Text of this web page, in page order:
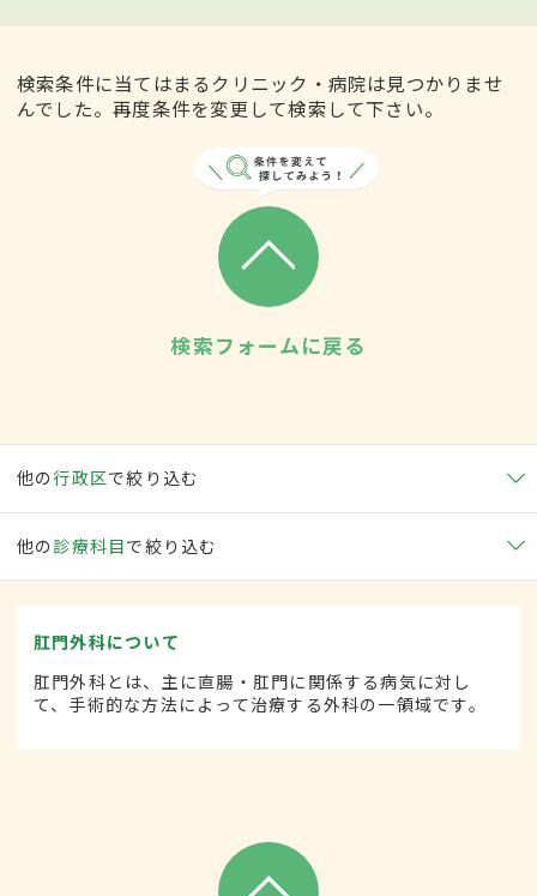
検索条件に当てはまるクリニック・病院は見つかりませ
んでした。再度条件を変更して検索して下さい。
検索フォームに戻る
他の行政区で絞り込む
他の 診療科目で絞り込む
肛門外科について
肛門外科とは、主に直腸・肛門に関係する病気に対し
て、手術的な方法によって治療する外科の一領域です。